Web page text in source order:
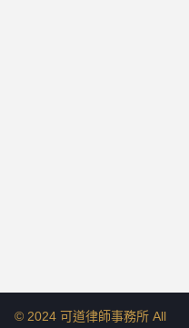
© 2024 可道律師事務所 All